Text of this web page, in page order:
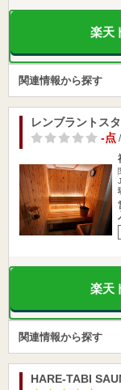
楽天
関連情報から探す
レンブラントス
-点/
楽天
関連情報から探す
HARE-TABI